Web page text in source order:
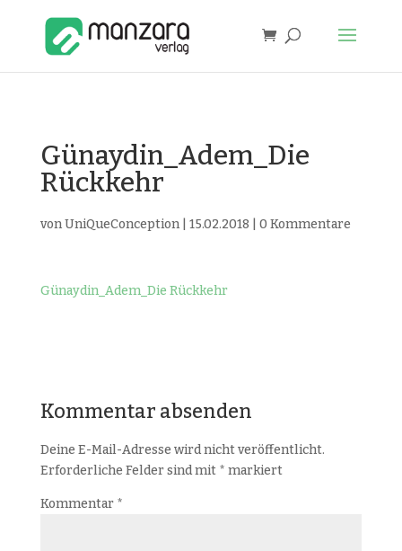
Günaydin_Adem_Die
Rückkehr
vonUniQueConception| 15.02.2018 0 Kommentare
Günaydin_Adem_Die Rückkehr
Kommentar absenden
Deine E-Mail-Adresse wird nicht veröffentlicht.
Erforderliche Felder sind mit * markiert
Kommentar *